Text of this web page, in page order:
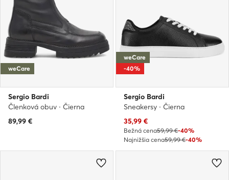
weCare
Sergio Bardi
Členková obuv · Čierna
89,99 €
weCare
-40%
Sergio Bardi
Sneakersy · Čierna
Aktuálna cena
35,99 €
Bežná cena59,99 €-40%
Najnižšia cena59,99 €-40%